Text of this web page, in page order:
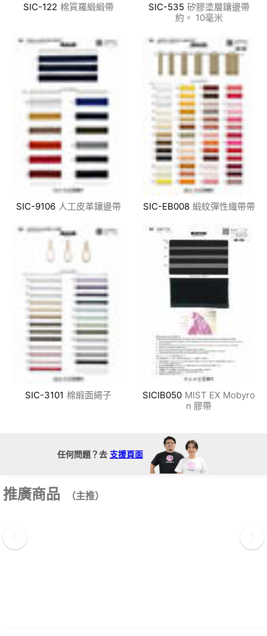
SIC-122 棉質羅緞緞帶 SIC-535 矽膠塗層鑲邊帶
約。 10毫米
SIC-9106 人工皮革鑲邊帶 SIC-EB008 緞紋彈性織帶帶
SIC-3101 棉緞面繩子 SICIB050 MIST EX Mobyro
n 膠帶
任何問題？去 支援頁面
推廣商品 （主推）